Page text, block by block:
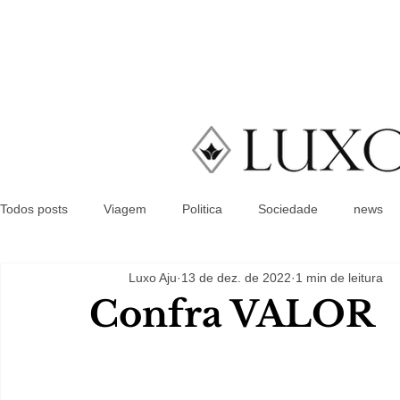
Todos posts Viagem Politica Sociedade news
Confra VALOR
Luxo Aju 13 de dez. de 2022 1 min de leitura